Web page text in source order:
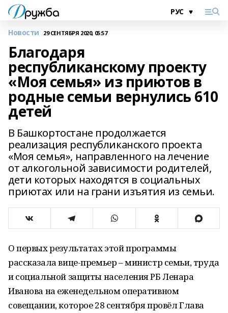
Новости 29 СЕНТЯБРЯ 2020, 05:57
Благодаря
республиканскому проекту
«Моя семья» из приютов в
родные семьи вернулись 610
детей
В Башкортостане продолжается
реализация республиканского проекта
«Моя семья», направленного на лечение
от алкогольной зависимости родителей,
дети которых находятся в социальных
приютах или на грани изъятия из семьи.
О первых результатах этой программы
рассказала вице-премьер – министр семьи, труда
и социальной защиты населения РБ Ленара
Иванова на еженедельном оперативном
совещании, которое 28 сентября провёл Глава